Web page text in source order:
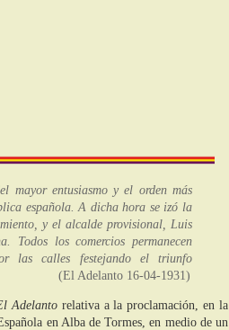
mayor entusiasmo y el orden más
española.A dicha hora se izó la
y el alcalde provisional, Luis
Todos los comercios permanecen
las calles festejando el triunfo
(El Adelanto 16-04-1931)
Adelantorelativa a la proclamación, en la
en Alba de Tormes, en medio de un